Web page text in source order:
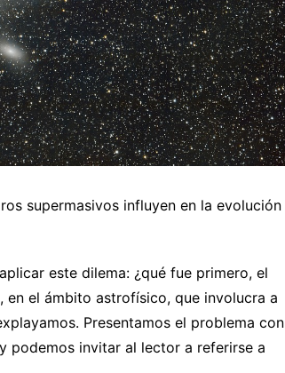
supermasivos influyen en la evolución
este dilema: ¿qué fue primero, el
en el ámbito astrofísico, que involucra a
Presentamos el problema con
podemos invitar al lector a referirse a